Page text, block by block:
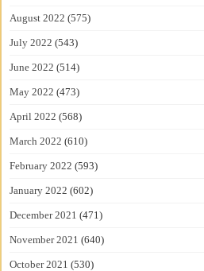
August 2022 (575)
July 2022 (543)
June 2022 (514)
May 2022 (473)
April 2022 (568)
March 2022 (610)
February 2022 (593)
January 2022 (602)
December 2021 (471)
November 2021 (640)
October 2021 (530)